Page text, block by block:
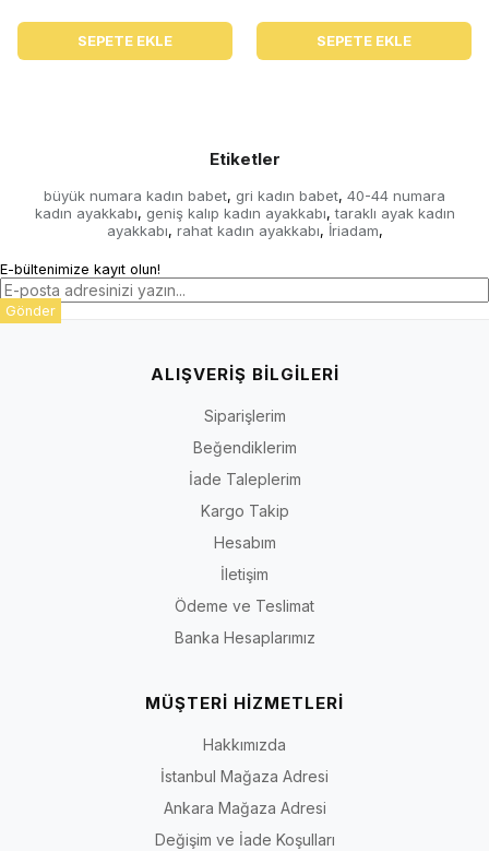
SEPETE EKLE SEPETE EKLE
Etiketler
büyük numara kadın babet, gri kadın babet, 40-44 numara
kadın ayakkabı, geniş kalıp kadın ayakkabı, taraklı ayak kadın
ayakkabı, rahat kadın ayakkabı, İriadam,
E-bültenimize kayıt olun!
Gönder
ALIŞVERİŞ BİLGİLERİ
Siparişlerim
Beğendiklerim
İade Taleplerim
Kargo Takip
Hesabım
İletişim
Ödeme ve Teslimat
Banka Hesaplarımız
MÜŞTERİ HİZMETLERİ
Hakkımızda
İstanbul Mağaza Adresi
Ankara Mağaza Adresi
Değişim ve İade Koşulları